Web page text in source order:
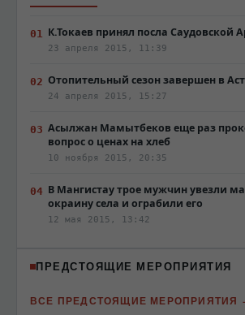
К.Токаев принял посла Саудовской
23 апреля 2015, 11:39
Отопительный сезон завершен в
24 апреля 2015, 15:27
Асылжан Мамытбеков еще раз
вопрос о ценах на хлеб
10 ноября 2015, 20:35
В Мангистау трое мужчин увезли
окраину села и ограбили его
12 мая 2015, 13:42
ПРЕДСТОЯЩИЕ МЕРОПРИЯТИЯ
ВСЕ ПРЕДСТОЯЩИЕ МЕРОПРИЯТИЯ